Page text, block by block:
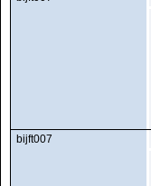
bijft007